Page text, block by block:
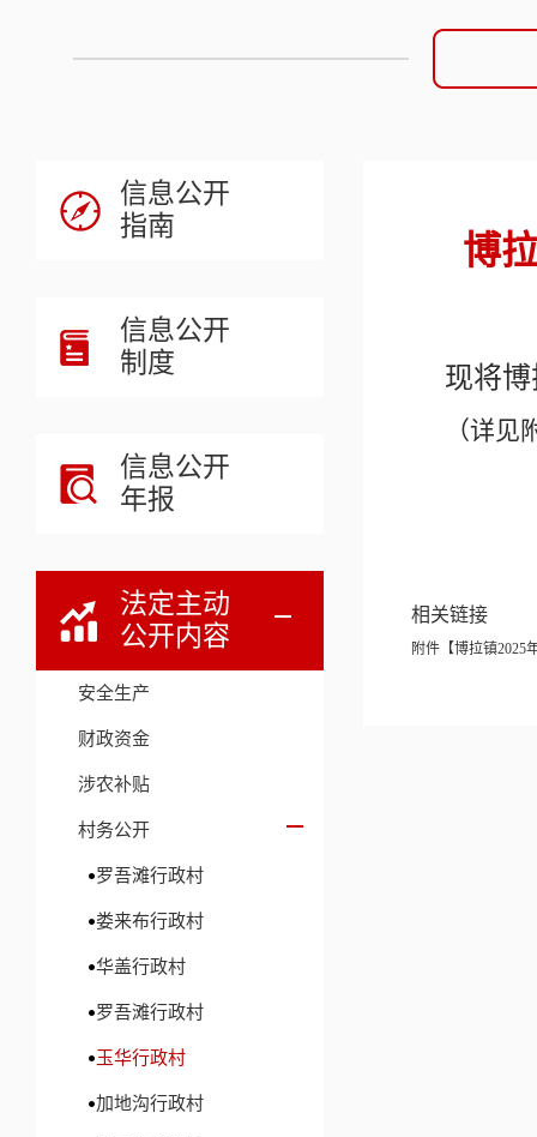
信息公开
指南
信息公开
制度
信息公开
年报
法定主动
公开内容
安全生产
财政资金
涉农补贴
村务公开
罗吾滩行政村
娄来布行政村
华盖行政村
罗吾滩行政村
玉华行政村
加地沟行政村
博
现将
（详见
相关链接
附件【博拉镇2025